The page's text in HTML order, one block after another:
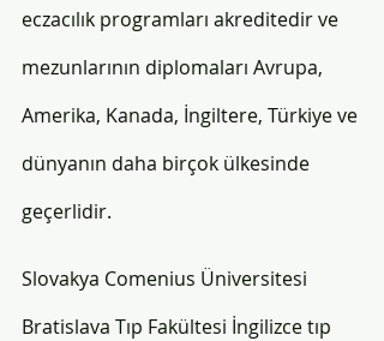
eczacılık programları akreditedir ve
mezunlarının diplomaları Avrupa,
Amerika, Kanada, İngiltere, Türkiye ve
dünyanın daha birçok ülkesinde
geçerlidir.
Slovakya Comenius Üniversitesi
Bratislava Tıp Fakültesi İngilizce tıp